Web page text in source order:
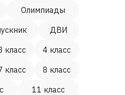
Олимпиады
ДВИ
класс
4 класс
класс
8 класс
11 класс